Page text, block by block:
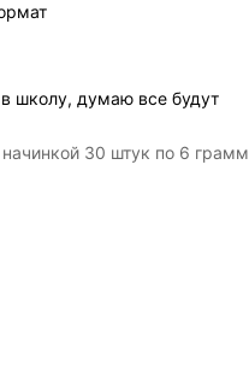
школу, думаю все будут
30 штук по 6 грамм